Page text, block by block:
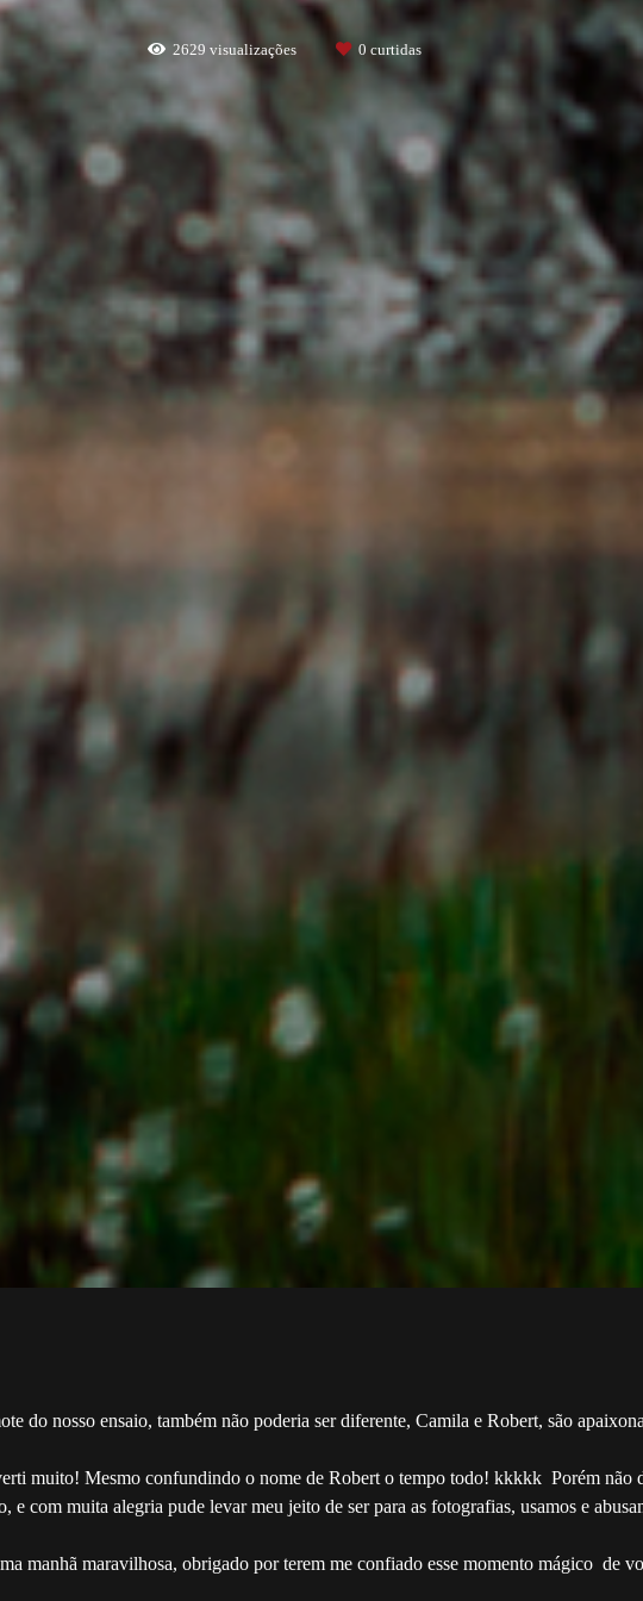
2629 visualizações 0 curtidas
do nosso ensaio, também não poderia ser diferente, Camila e Robert, são
muito! Mesmo confundindo o nome de Robert o tempo todo! kkkkk Porém não
e com muita alegria pude levar meu jeito de ser para as fotografias, usamos e
manhã maravilhosa, obrigado por terem me confiado esse momento mágico de